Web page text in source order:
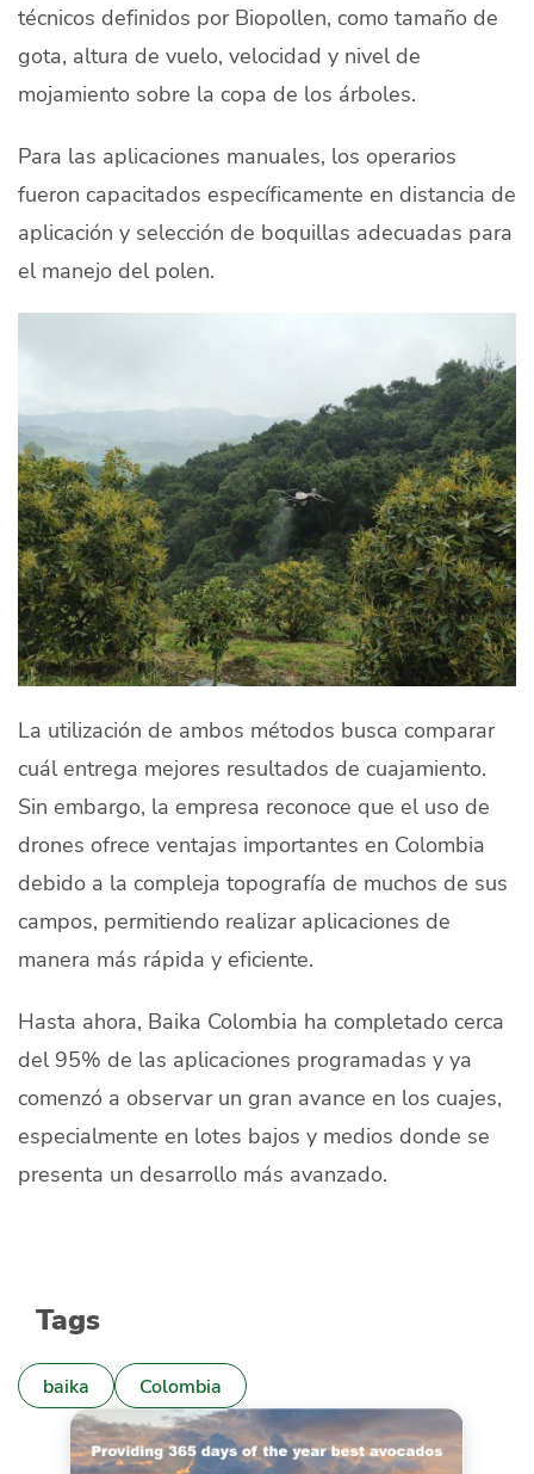
técnicos definidos por Biopollen, como tamaño de
gota, altura de vuelo, velocidad y nivel de
mojamiento sobre la copa de los árboles.
Para las aplicaciones manuales, los operarios
fueron capacitados específicamente en distancia de
aplicación y selección de boquillas adecuadas para
el manejo del polen.
La utilización de ambos métodos busca comparar
cuál entrega mejores resultados de cuajamiento.
Sin embargo, la empresa reconoce que el uso de
drones ofrece ventajas importantes en Colombia
debido a la compleja topografía de muchos de sus
campos, permitiendo realizar aplicaciones de
manera más rápida y eficiente.
Hasta ahora, Baika Colombia ha completado cerca
del 95% de las aplicaciones programadas y ya
comenzó a observar un gran avance en los cuajes,
especialmente en lotes bajos y medios donde se
presenta un desarrollo más avanzado.
Tags
baika Colombia